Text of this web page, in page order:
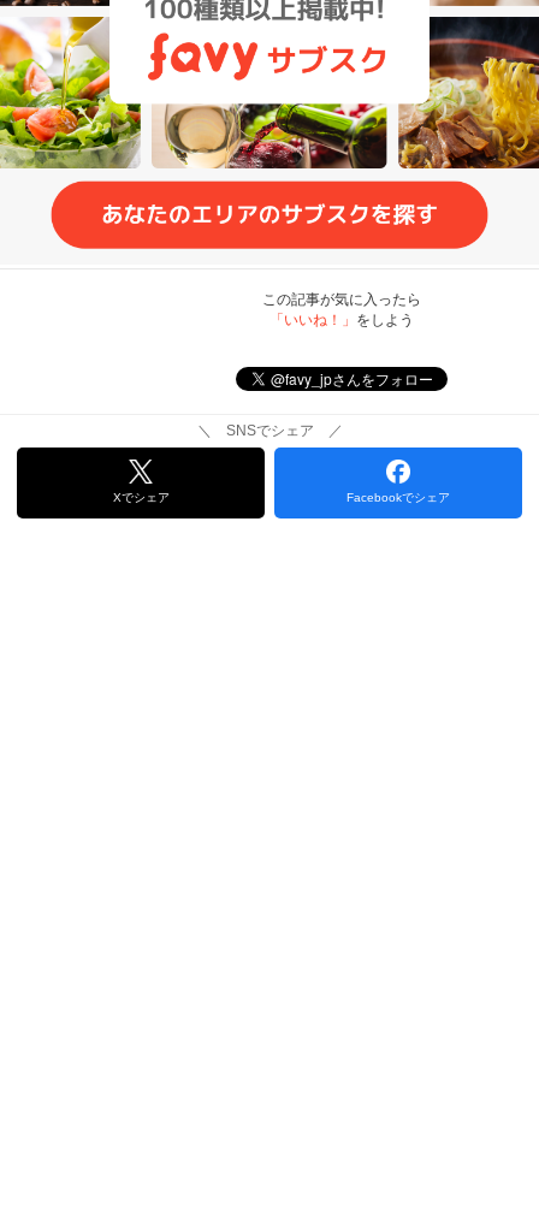
この記事が気に入ったら
「いいね！」 をしよう
＼ SNSでシェア ／
Xでシェア Facebookでシェア